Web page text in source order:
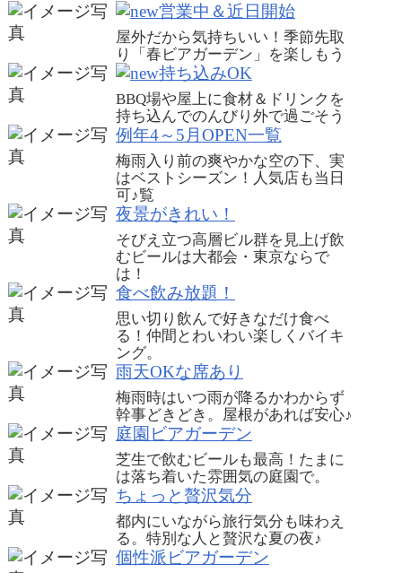
営業中＆近日開始
屋外だから気持ちいい！季節先取
り「春ビアガーデン」を楽しもう
持ち込みOK
BBQ場や屋上に食材＆ドリンクを
持ち込んでのんびり外で過ごそう
例年4～5月OPEN一覧
梅雨入り前の爽やかな空の下、実
はベストシーズン！人気店も当日
可♪覧
夜景がきれい！
そびえ立つ高層ビル群を見上げ飲
むビールは大都会・東京ならで
は！
食べ飲み放題！
思い切り飲んで好きなだけ食べ
る！仲間とわいわい楽しくバイキ
ング。
雨天OKな席あり
梅雨時はいつ雨が降るかわからず
幹事どきどき。屋根があれば安心♪
庭園ビアガーデン
芝生で飲むビールも最高！たまに
は落ち着いた雰囲気の庭園で。
ちょっと贅沢気分
都内にいながら旅行気分も味わえ
る。特別な人と贅沢な夏の夜♪
個性派ビアガーデン